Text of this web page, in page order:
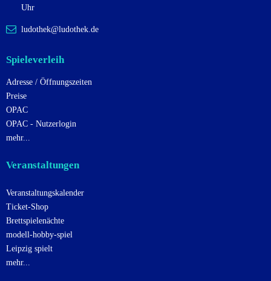
Uhr
ludothek@ludothek.de
Spieleverleih
Adresse / Öffnungszeiten
Preise
OPAC
OPAC - Nutzerlogin
mehr...
Veranstaltungen
Veranstaltungskalender
Ticket-Shop
Brettspielenächte
modell-hobby-spiel
Leipzig spielt
mehr...